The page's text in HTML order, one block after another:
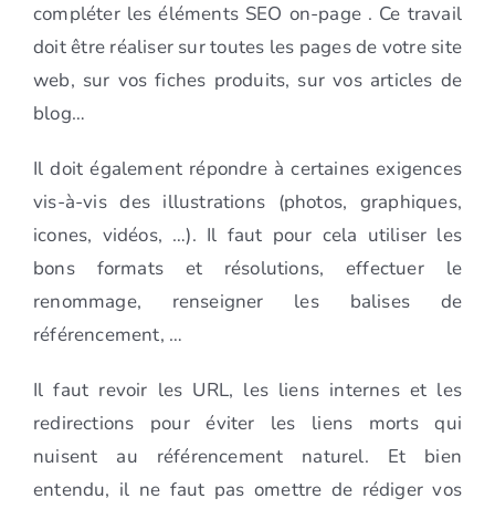
compléter les éléments SEO on-page . Ce travail
doit être réaliser sur toutes les pages de votre site
web, sur vos fiches produits, sur vos articles de
blog…
Il doit également répondre à certaines exigences
vis-à-vis des illustrations (photos, graphiques,
icones, vidéos, …). Il faut pour cela utiliser les
bons formats et résolutions, effectuer le
renommage, renseigner les balises de
référencement, …
Il faut revoir les URL, les liens internes et les
redirections pour éviter les liens morts qui
nuisent au référencement naturel. Et bien
entendu, il ne faut pas omettre de rédiger vos